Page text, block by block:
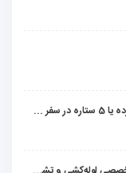
مقایسه هزینه اقامت هتل معمولی، میان‌رده یا 5 ستاره در سفر زیارتی عراق